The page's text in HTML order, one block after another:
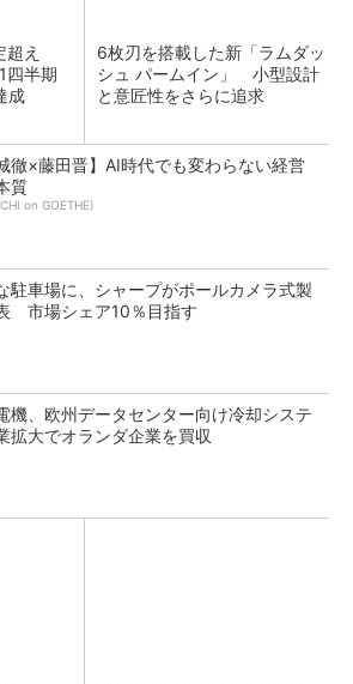
超え
四半期
成
6枚刃を搭載した新「ラムダッ
シュ パームイン」 小型設計
と意匠性をさらに追求
徹×藤田晋】AI時代でも変わらない経営
質
on GOETHE)
駐車場に、シャープがポールカメラ式製
市場シェア10％目指す
機、欧州データセンター向け冷却システ
拡大でオランダ企業を買収